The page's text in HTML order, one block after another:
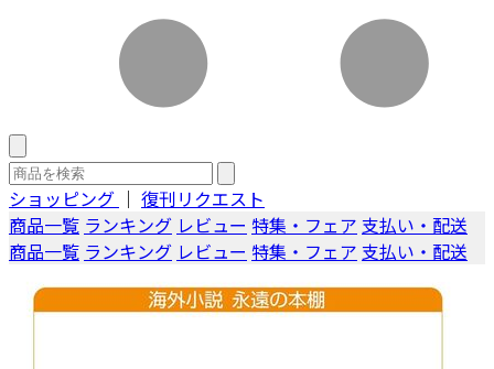
ショッピング ｜ 復刊リクエスト
商品一覧 ランキング レビュー 特集・フェア 支払い・配送
商品一覧 ランキング レビュー 特集・フェア 支払い・配送